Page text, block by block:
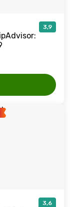
3,9
3,6